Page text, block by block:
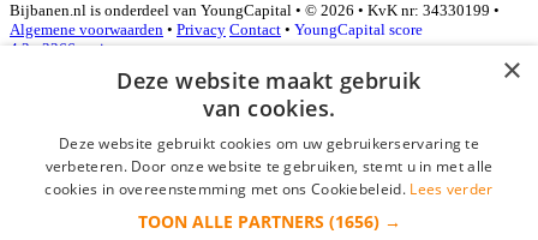
Bijbanen.nl is onderdeel van YoungCapital • © 2026 • KvK nr: 34330199 •
Algemene voorwaarden • Privacy Contact • YoungCapital score
4.3 - 3366 reviews
Inloggen als bedrijf
*
×
Deze website maakt gebruik
van cookies.
Deze website gebruikt cookies om uw gebruikerservaring te
verbeteren. Door onze website te gebruiken, stemt u in met alle
cookies in overeenstemming met ons Cookiebeleid. Lees verder
TOON ALLE PARTNERS (1656) →